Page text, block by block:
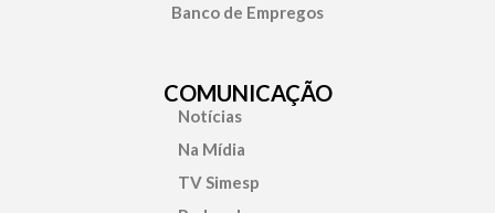
Banco de Empregos
COMUNICAÇÃO
Notícias
Na Mídia
TV Simesp